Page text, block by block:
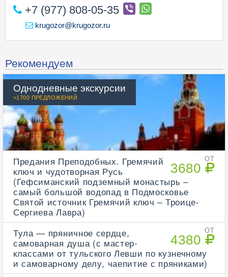
+7 (977) 808-05-35
krugozor@krugozor.ru
Рекомендуем
Однодневные экскурсии
>1700 ПРЕДЛОЖЕНИЙ
ОТ
3680
Предания Преподобных. Гремячий
ключ и чудотворная Русь
(Гефсиманский подземный монастырь –
самый большой водопад в Подмосковье
Святой источник Гремячий ключ – Троице-
Сергиева Лавра)
ОТ
4380
Тула — пряничное сердце,
самоварная душа (с мастер-
классами от тульского Левши по кузнечному
и самоварному делу, чаепитие с пряниками)